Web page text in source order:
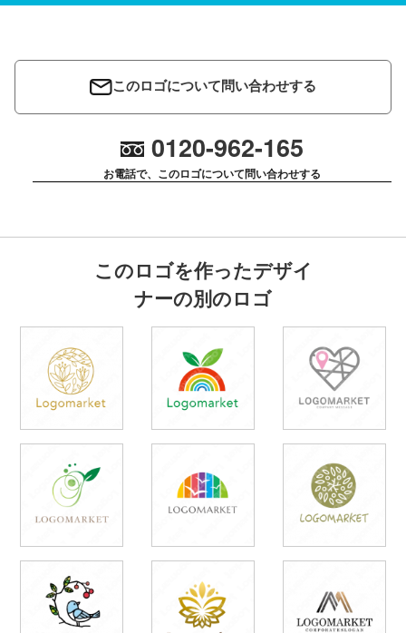
このロゴについて問い合わせする
0120-962-165
お電話で、このロゴについて問い合わせする
このロゴを作ったデザイ
ナーの別のロゴ